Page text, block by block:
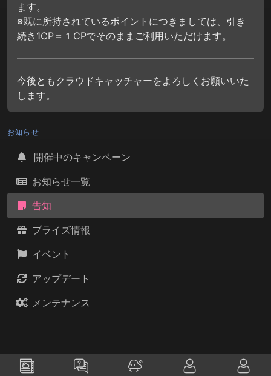
ます。
※既に所持されているポイントにつきましては、引き
続き1CP＝１CPでそのままご利用いただけます。
今後ともクラウドキャッチャーをよろしくお願いいた
します。
お知らせ
開催中のキャンペーン
お知らせ一覧
告知
プライズ情報
イベント
アップデート
メンテナンス